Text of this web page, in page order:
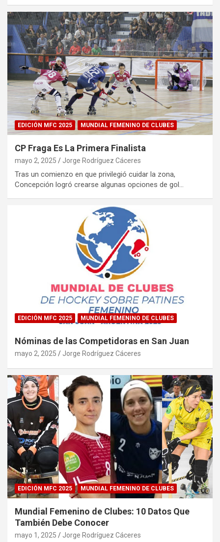
EDICIÓN MFC 2025 MUNDIAL FEMENINO DE CLUBES
CP Fraga Es La Primera Finalista
mayo 2, 2025 Jorge Rodríguez Cáceres
Tras un comienzo en que privilegió cuidar la zona,
Concepción logró crearse algunas opciones de gol…
EDICIÓN MFC 2025 MUNDIAL FEMENINO DE CLUBES
Nóminas de las Competidoras en San Juan
mayo 2, 2025 Jorge Rodríguez Cáceres
EDICIÓN MFC 2025 MUNDIAL FEMENINO DE CLUBES
Mundial Femenino de Clubes: 10 Datos Que
También Debe Conocer
mayo 1, 2025 Jorge Rodríguez Cáceres